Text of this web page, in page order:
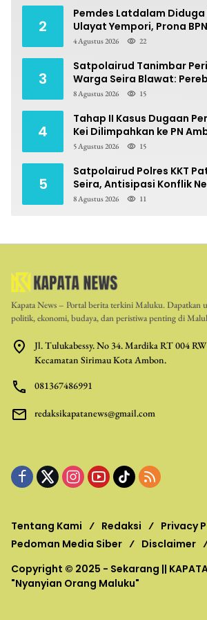
2
Pemdes Latdalam Diduga
Ulayat Yempori, Prona
Sengketa
4 Agustus 2026 22
3
Satpolairud Tanimbar
Warga Seira Blawat:
Berpotensi Pidana
8 Agustus 2026 15
4
Tahap II Kasus Dugaan
Kei Dilimpahkan ke PN
5 Agustus 2026 15
5
Satpolairud Polres KKT
Seira, Antisipasi Konflik
8 Agustus 2026 11
Kapata News – Portal berita terkini Maluku. Dapatkan
politik, ekonomi, budaya, dan peristiwa penting di
Jl. Tulukabessy. No 34. Mardika RT 004
Kecamatan Sirimau Kota Ambon.
081367486991
redaksikapatanews@gmail.com
Tentang Kami Redaksi
Privacy
Pedoman Media Siber
Disclaimer
Copyright © 2025 - Sekarang ||
"Nyanyian Orang Maluku"